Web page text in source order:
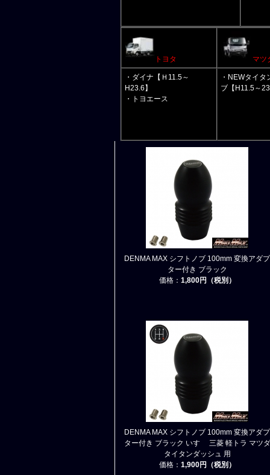
トヨタ マツ
・ダイナ【Ｈ11.5～
H23.6】
・トヨエース
・NEWタイタ
ブ【H11.5～
DENMA MAX シフトノブ 100mm 変換アダプ
ター付き ブラック
価格： 1,800円（税別）
DENMA MAX シフトノブ 100mm 変換アダプ
ター付き ブラック いすゞ 三菱 軽トラ マツダ
タイタンダッシュ 用
価格： 1,900円（税別）